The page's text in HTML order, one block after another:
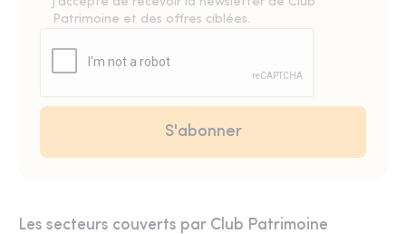
Patrimoine et des offres ciblées.
Les secteurs couverts par Club Patrimoine